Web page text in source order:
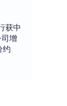
获中
增
约